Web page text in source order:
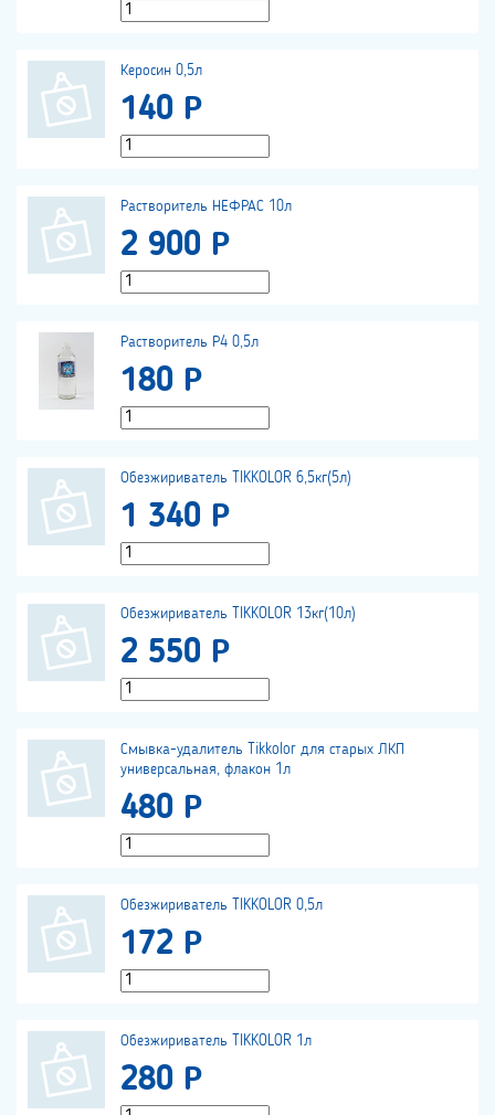
Керосин 0,5л
140 Р
Растворитель НЕФРАС 10л
2 900 Р
Растворитель Р4 0,5л
180 Р
Обезжириватель TIKKOLOR 6,5кг(5л)
1 340 Р
Обезжириватель TIKKOLOR 13кг(10л)
2 550 Р
Смывка-удалитель Tikkolor для старых ЛКП
универсальная, флакон 1л
480 Р
Обезжириватель TIKKOLOR 0,5л
172 Р
Обезжириватель TIKKOLOR 1л
280 Р